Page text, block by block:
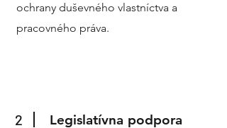
ochrany duševného vlastníctva a
pracovného práva.
2 Legislatívna podpora